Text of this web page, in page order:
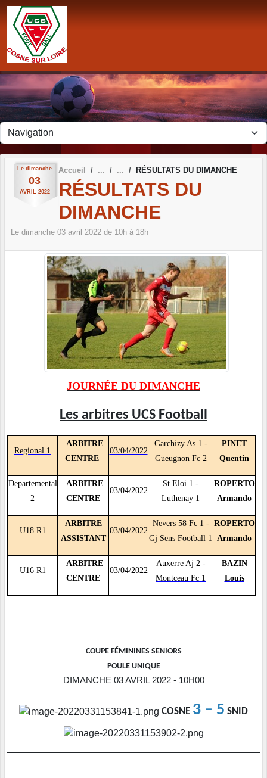
Le dimanche
03
AVRIL 2022
Accueil RÉSULTATS DU DIMANCHE
RÉSULTATS DU
DIMANCHE
Le dimanche 03 avril 2022 de 10h à 18h
JOURNÉE DU DIMANCHE
Les arbitres UCS Football
Regional 1
ARBITRE
CENTRE
03/04/2022
Garchizy As 1 -
Gueugnon Fc 2
PINET
Quentin
Departemental
2
ARBITRE
CENTRE
03/04/2022
St Eloi 1 -
Luthenay 1
ROPERTO
Armando
U18 R1
ARBITRE
ASSISTANT
03/04/2022
Nevers 58 Fc 1 -
Gj Sens Football 1
ROPERTO
Armando
U16 R1
ARBITRE
CENTRE
03/04/2022
Auxerre Aj 2-
Montceau Fc 1
BAZIN
Louis
COUPE FÉMININES SENIORS
POULE UNIQUE
DIMANCHE 03 AVRIL 2022 - 10H00
COSNE 3 – 5 SNID
Panneau de gestion des cookies